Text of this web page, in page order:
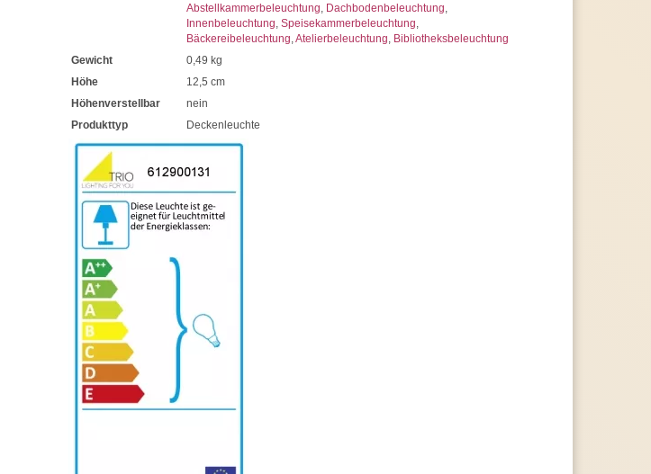
Abstellkammerbeleuchtung, Dachbodenbeleuchtung,
Innenbeleuchtung, Speisekammerbeleuchtung,
Bäckereibeleuchtung,Atelierbeleuchtung, Bibliotheksbeleuchtung
Gewicht
0,49 kg
Höhe
12,5 cm
Höhenverstellbar
nein
Produkttyp
Deckenleuchte